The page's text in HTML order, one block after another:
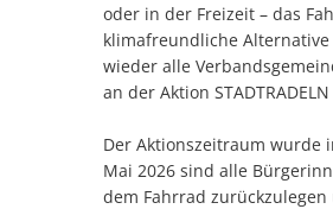
oder in der Freizeit – das
klimafreundliche
wieder alle
an der Aktion
Der Aktionszeitraum wurde
Mai 2026 sind alle
dem Fahrrad